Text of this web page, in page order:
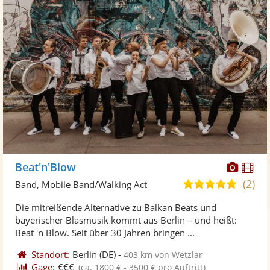
Beat'n'Blow
5,0(2)
Band, Mobile Band/Walking Act
Die mitreißende Alternative zu Balkan Beats und
bayerischer Blasmusik kommt aus Berlin – und heißt:
Beat 'n Blow. Seit über 30 Jahren bringen ...
Standort: Berlin (DE) -403 km von Wetzlar
Gage: €€€ (ca. 1800 € - 3500 € pro Auftritt)